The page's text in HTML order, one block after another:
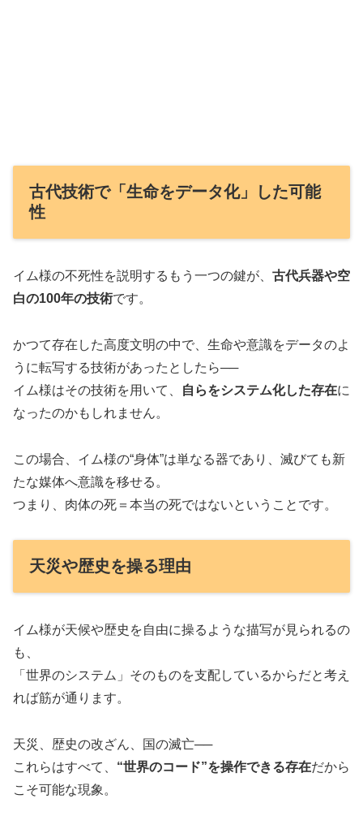
古代技術で「生命をデータ化」した可能
性
イム様の不死性を説明するもう一つの鍵が、 古代兵器や空
白の100年の技術です。
かつて存在した高度文明の中で、生命や意識をデータのよ
うに転写する技術があったとしたら──
イム様はその技術を用いて、
自らをシステム化した存在に
なったのかもしれません。
この場合、イム様の“身体”は単なる器であり、滅びても新
たな媒体へ意識を移せる。
つまり、肉体の死＝本当の死ではないということです。
天災や歴史を操る理由
イム様が天候や歴史を自由に操るような描写が見られるの
も、
「世界のシステム」そのものを支配しているからだと考え
れば筋が通ります。
天災、歴史の改ざん、国の滅亡──
これらはすべて、 “世界のコード”を操作できる存在だから
こそ可能な現象。